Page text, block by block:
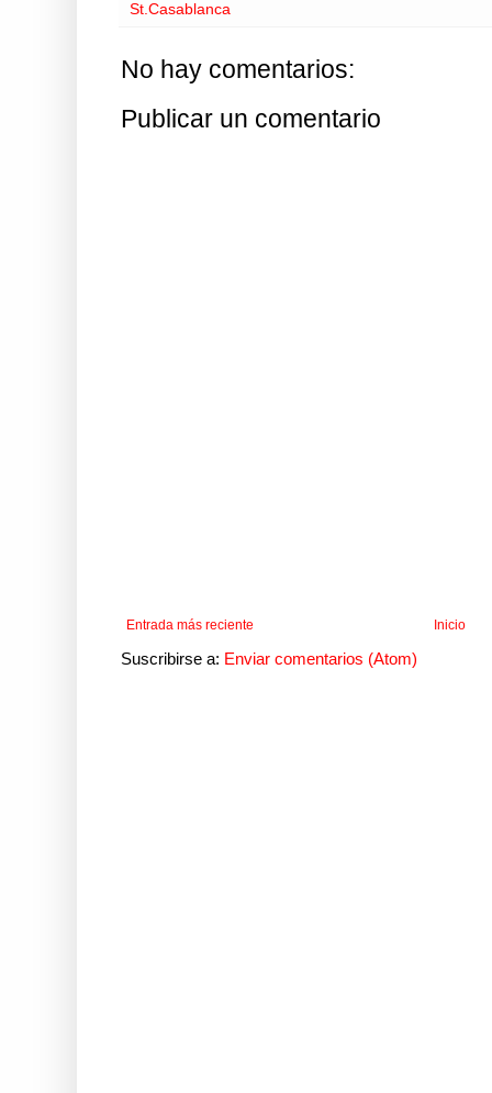
St.Casablanca
No hay comentarios:
Publicar un comentario
Entrada más reciente Inicio
Suscribirse a: Enviar comentarios (Atom)